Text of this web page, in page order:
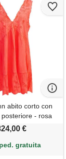
abito corto con
- rosa
€
gratuita